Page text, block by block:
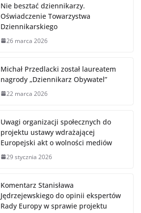
Nie besztać dziennikarzy.
Oświadczenie Towarzystwa
Dziennikarskiego
26 marca 2026
Michał Przedlacki został laureatem
nagrody „Dziennikarz Obywatel”
22 marca 2026
Uwagi organizacji społecznych do
projektu ustawy wdrażającej
Europejski akt o wolności mediów
29 stycznia 2026
Komentarz Stanisława
Jędrzejewskiego do opinii ekspertów
Rady Europy w sprawie projektu